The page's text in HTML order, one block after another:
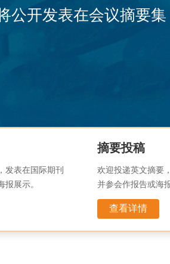
公开发表在会议摘要集
发表在国际期刊
报展示。
摘要投稿
欢迎投递英文摘要
并参会作报告或海
查看详情